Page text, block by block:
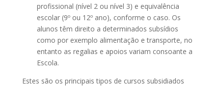
profissional (nível 2 ou nível 3) e equivalência
escolar (9º ou 12º ano), conforme o caso. Os
alunos têm direito a determinados subsídios
como por exemplo alimentação e transporte, no
entanto as regalias e apoios variam consoante a
Escola.
Estes são os principais tipos de cursos subsidiados